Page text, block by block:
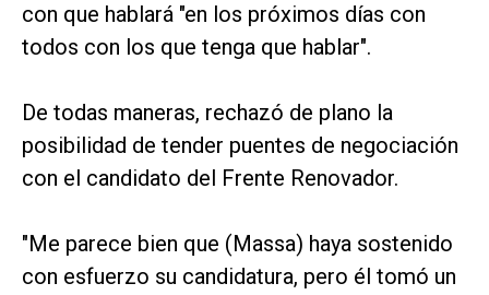
con que hablará "en los próximos días con
todos con los que tenga que hablar".
De todas maneras, rechazó de plano la
posibilidad de tender puentes de negociación
con el candidato del Frente Renovador.
"Me parece bien que (Massa) haya sostenido
con esfuerzo su candidatura, pero él tomó un